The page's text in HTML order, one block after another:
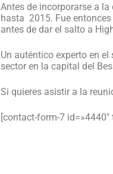
Antes de incorporarse a
hasta 2015. Fue
antes de dar el salto a
Un auténtico experto en
sector en la capital del
Si quieres asistir a la
[contact-form-7